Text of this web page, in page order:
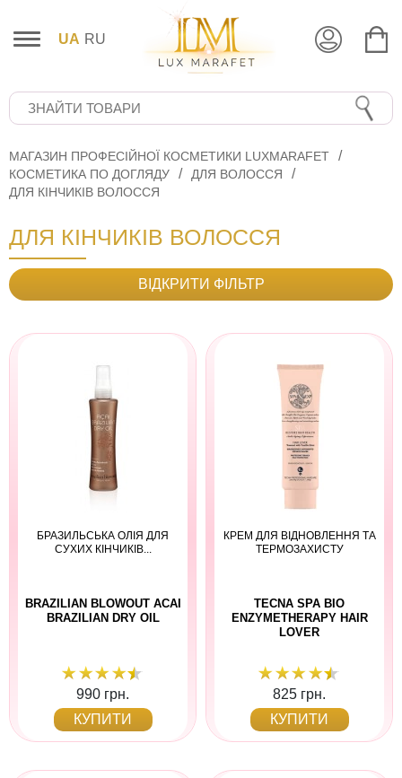
UA RU
МАГАЗИН ПРОФЕСІЙНОЇ КОСМЕТИКИ LUXMARAFET
КОСМЕТИКА ПО ДОГЛЯДУ
ДЛЯ ВОЛОССЯ
ДЛЯ КІНЧИКІВ ВОЛОССЯ
ДЛЯ КІНЧИКІВ ВОЛОССЯ
ВІДКРИТИ ФІЛЬТР
БРАЗИЛЬСЬКА ОЛІЯ ДЛЯ
СУХИХ КІНЧИКІВ...
BRAZILIAN BLOWOUT ACAI
BRAZILIAN DRY OIL
990 грн.
КУПИТИ
КРЕМ ДЛЯ ВІДНОВЛЕННЯ ТА
ТЕРМОЗАХИСТУ
TECNA SPA BIO
ENZYMETHERAPY HAIR
LOVER
825 грн.
КУПИТИ